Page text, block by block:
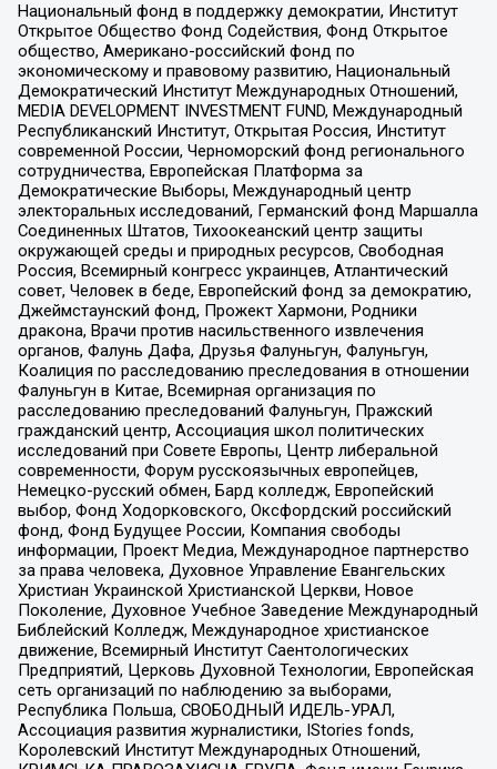
Национальный фонд в поддержку демократии, Институт
Открытое Общество Фонд Содействия, Фонд Открытое
общество, Американо-российский фонд по
экономическому и правовому развитию, Национальный
Демократический Институт Международных Отношений,
MEDIA DEVELOPMENT INVESTMENT FUND, Международный
Республиканский Институт, Открытая Россия, Институт
современной России, Черноморский фонд регионального
сотрудничества, Европейская Платформа за
Демократические Выборы, Международный центр
электоральных исследований, Германский фонд Маршалла
Соединенных Штатов, Тихоокеанский центр защиты
окружающей среды и природных ресурсов, Свободная
Россия, Всемирный конгресс украинцев, Атлантический
совет, Человек в беде, Европейский фонд за демократию,
Джеймстаунский фонд, Прожект Хармони, Родники
дракона, Врачи против насильственного извлечения
органов, Фалунь Дафа, Друзья Фалуньгун, Фалуньгун,
Коалиция по расследованию преследования в отношении
Фалуньгун в Китае, Всемирная организация по
расследованию преследований Фалуньгун, Пражский
гражданский центр, Ассоциация школ политических
исследований при Совете Европы, Центр либеральной
современности, Форум русскоязычных европейцев,
Немецко-русский обмен, Бард колледж, Европейский
выбор, Фонд Ходорковского, Оксфордский российский
фонд, Фонд Будущее России, Компания свободы
информации, Проект Медиа, Международное партнерство
за права человека, Духовное Управление Евангельских
Христиан Украинской Христианской Церкви, Новое
Поколение, Духовное Учебное Заведение Международный
Библейский Колледж, Международное христианское
движение, Всемирный Институт Саентологических
Предприятий, Церковь Духовной Технологии, Европейская
сеть организаций по наблюдению за выборами,
Республика Польша, СВОБОДНЫЙ ИДЕЛЬ-УРАЛ,
Ассоциация развития журналистики, IStories fonds,
Королевский Институт Международных Отношений,